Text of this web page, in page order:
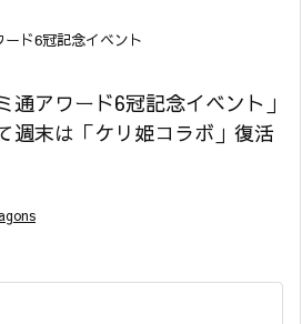
ード6冠記念イベント
通アワード6冠記念イベント」
週末は「ケリ姫コラボ」復活